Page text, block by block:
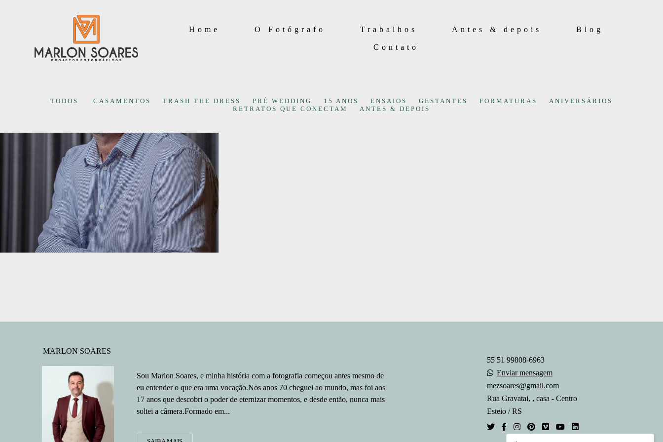
Home O Fotógrafo Trabalhos Antes & depois Blog
Contato
TODOS CASAMENTOS TRASH THE DRESS PRÉ WEDDING 15 ANOS ENSAIOS GESTANTES FORMATURAS
ANIVERSÁRIOS
RETRATOS QUE CONECTAM
ANTES & DEPOIS
MARLON SOARES
Sou Marlon Soares, e minha história com a fotografia começou antes mesmo de
eu entender o que era uma vocação.Nos anos 70 cheguei ao mundo, mas foi aos
17 anos que descobri o poder de eternizar momentos, e desde então, nunca mais
soltei a câmera.Formado em...
55 51 99808-6963
Enviar mensagem
mezsoares@gmail.com
Rua Gravatai, , casa - Centro
Esteio / RS